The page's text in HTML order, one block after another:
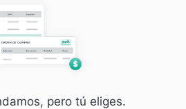
pero tú eliges.